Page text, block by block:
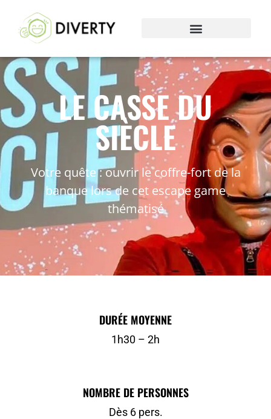
LE CASSE DU
SIÈCLE
Votre quête : ouvrir le coffre-fort de la
banque lors de cet escape game
thématisé
DURÉE MOYENNE
1h30 – 2h
NOMBRE DE PERSONNES
Dès 6 pers.